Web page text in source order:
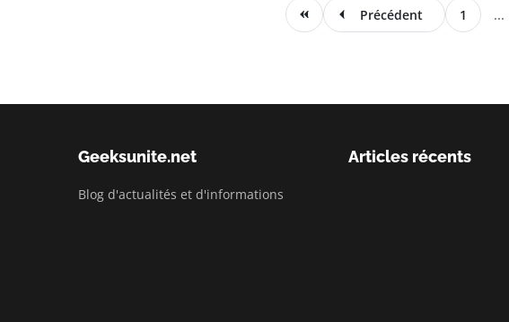
Précédent 1 ...
Geeksunite.net
Blog d'actualités et d'informations
Articles récents